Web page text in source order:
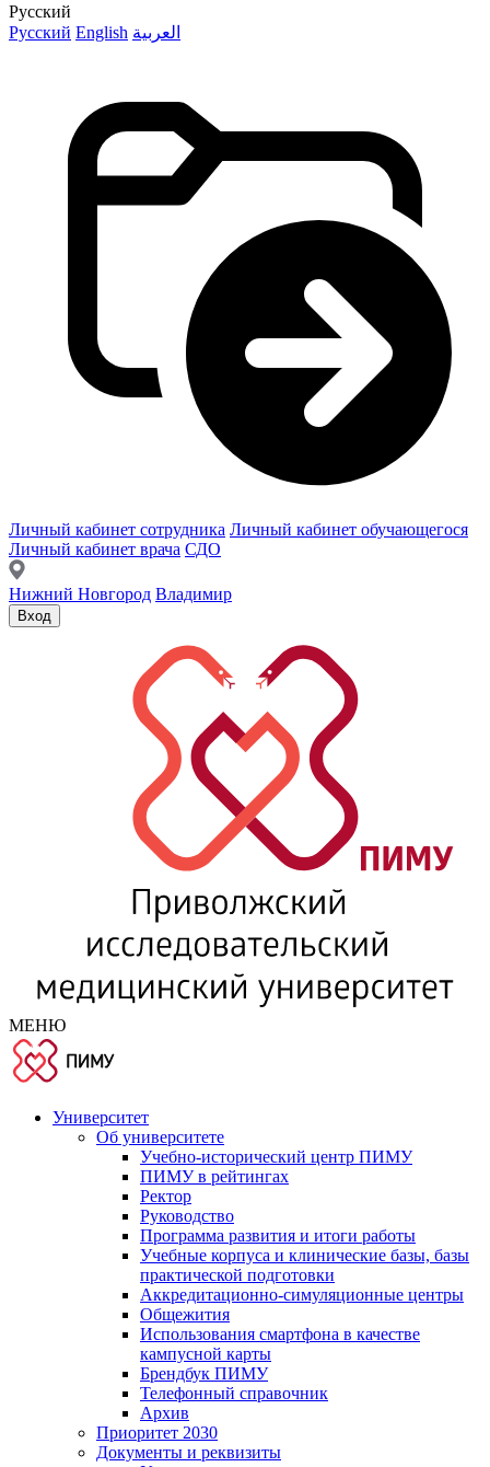
Русский
Русский English العربية
Личный кабинет сотрудника Личный кабинет обучающегося
Личный кабинет врача СДО
Нижний Новгород Владимир
Вход
МЕНЮ
Университет
Об университете
Учебно-исторический центр ПИМУ
ПИМУ в рейтингах
Ректор
Руководство
Программа развития и итоги работы
Учебные корпуса и клинические базы, базы
практической подготовки
Аккредитационно-симуляционные центры
Общежития
Использования смартфона в качестве
кампусной карты
Брендбук ПИМУ
Телефонный справочник
Архив
Приоритет 2030
Документы и реквизиты